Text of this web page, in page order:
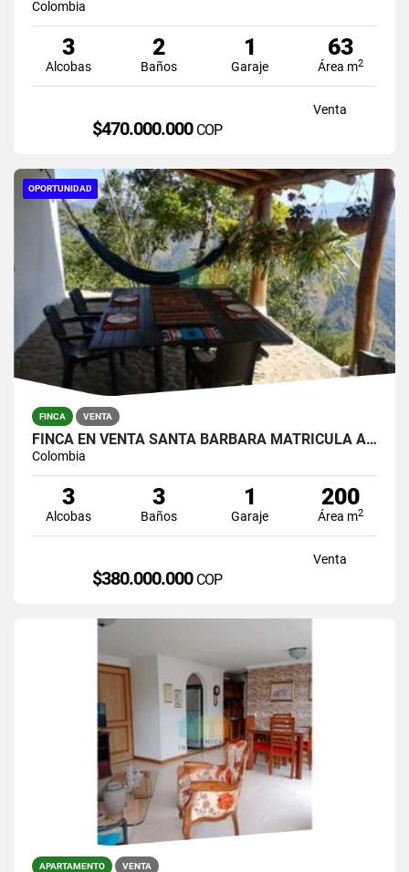
Colombia
3
Alcobas
2
Baños
1
Garaje
63
Área m2
Venta
$470.000.000 COP
OPORTUNIDAD
FINCA VENTA
FINCA EN VENTA SANTA BARBARA MATRICULA AL 100%
Colombia
3
Alcobas
3
Baños
1
Garaje
200
Área m2
Venta
$380.000.000 COP
APARTAMENTO VENTA